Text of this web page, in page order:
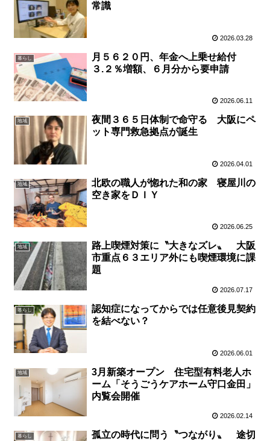
常識
2026.03.28
暮らし
月５６２０円、年金へ上乗せ給付
３.２％増額、６月分から要申請
2026.06.11
地域
夜間３６５日体制で命守る 大阪にペ
ット専門救急拠点が誕生
2026.04.01
地域
北欧の職人が惚れた和の家 寝屋川の
空き家をＤＩＹ
2026.06.25
地域
路上喫煙対策に〝大きなズレ〟 大阪
市重点６３エリア外にも喫煙環境に課
題
2026.07.17
暮らし
認知症になってからでは任意後見契約
を結べない？
2026.06.01
地域
3月新築オープン 住宅型有料老人ホ
ーム「そうごうケアホーム守口金田」
内覧会開催
2026.02.14
暮らし
孤立の時代に問う〝つながり〟 途切